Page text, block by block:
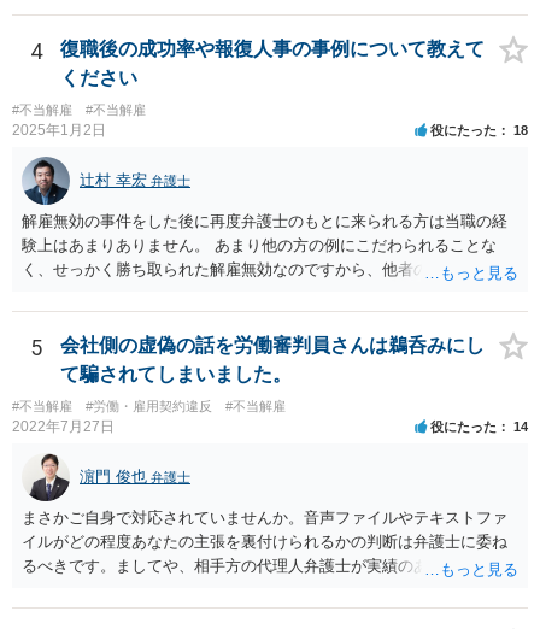
懸念するのであれば、ご相談者さんが経営者に対してその旨を伝え、
考えを改められるよう進言なさってはいかがでしょうか。
勝ち負けは、法律構成に必要な事実の主張と証拠の的確さに尽きま
す。その意味では「無益的記載事項」です。 法律的に全く意味がな
い主張で、過度に攻撃的な文章ですから、少なくとも記載する必要は
全くない事項です。 こういったことが記載された場合には、完全ス
ルーする方が印象はよいのが普通です。
4
復職後の成功率や報復人事の事例について教えて
ください
#不当解雇 #不当解雇
2025年1月2日 役にたった 18
辻村 幸宏 弁護士
解雇無効の事件をした後に再度弁護士のもとに来られる方は当職の経
験上はあまりありません。 あまり他の方の例にこだわられることな
く、せっかく勝ち取られた解雇無効なのですから、他者の目を気にせ
味が悪いことには変わりませんが、通常の会社であれば、法的に見て
解雇が認められなかった以上、以後の対応については注意されること
の方が多く、嫌がらせのようなことをしてさらに紛争化することは避
けると思います。正攻法で解雇が認められないことに業をにやして、
心理的な追い込みにより精神疾患による失職を狙うような会社もなき
にしもあらずですが、そのような会社であれば、いたずらに在籍して
こころをすり減らすより、経歴として有利に使って転職することも選
択肢に入れる方が建設的だと考えます。
5
会社側の虚偽の話を労働審判員さんは鵜呑みにし
て騙されてしまいました。
#不当解雇 #労働・雇用契約違反 #不当解雇
2022年7月27日 役にたった 14
濵門 俊也 弁護士
まさかご自身で対応されていませんか。音声ファイルやテキストファ
イルがどの程度あなたの主張を裏付けられるかの判断は弁護士に委ね
るべきです。ましてや、相手方の代理人弁護士が実績のある方たちな
ん。一刻も早く弁護士にご相談ください。